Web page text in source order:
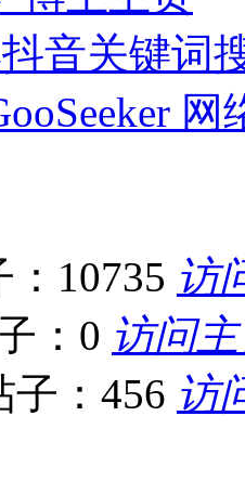
音关键词
：10735 访
：0 访问
子：456 访